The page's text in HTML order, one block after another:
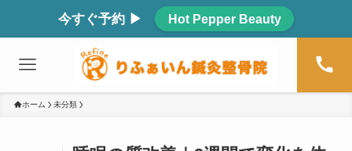
今すぐ予約 ▶ Hot Pepper Beauty
ホーム 未分類